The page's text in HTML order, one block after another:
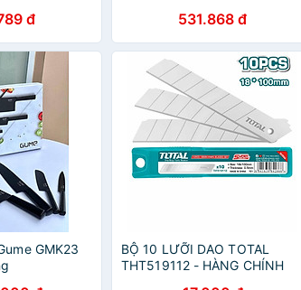
đ 531.868 đ
GMK23
BỘ 10 LƯỠI DAO TOTAL
THT519112 - HÀNG CHÍNH